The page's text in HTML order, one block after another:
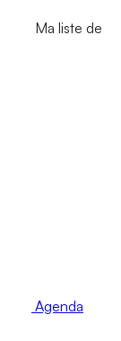
Ma liste de
Agenda